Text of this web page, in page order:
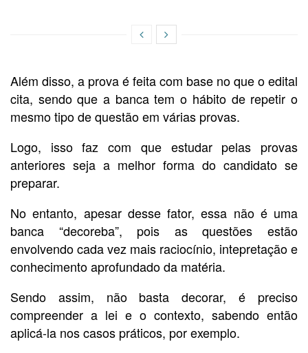
Além disso, a prova é feita com base no que o edital
cita, sendo que a banca tem o hábito de repetir o
mesmo tipo de questão em várias provas.
Logo, isso faz com que estudar pelas provas
anteriores seja a melhor forma do candidato se
preparar.
No entanto, apesar desse fator, essa não é uma
banca “decoreba”, pois as questões estão
envolvendo cada vez mais raciocínio, intepretação e
conhecimento aprofundado da matéria.
Sendo assim, não basta decorar, é preciso
compreender a lei e o contexto, sabendo então
aplicá-la nos casos práticos, por exemplo.